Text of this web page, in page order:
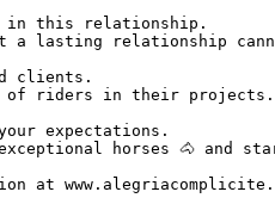
in this relationship.
lasting relationship
clients.
of riders in their
expectations.
horses 🐴 and
at